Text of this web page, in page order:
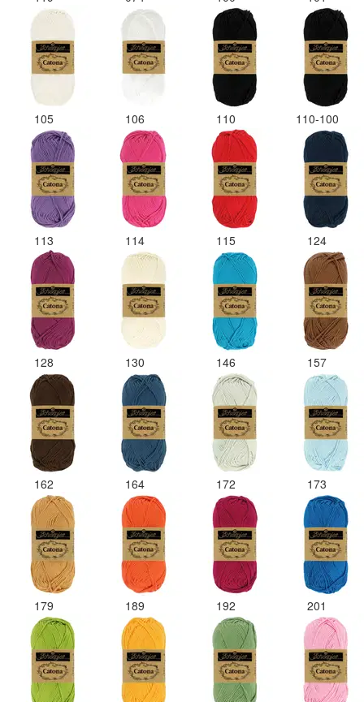
105 106 110 110-100
113 114 115 124
128 130 146 157
162 164 172 173
179 189 192 201